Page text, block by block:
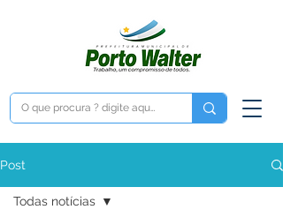
Post
Todas notícias